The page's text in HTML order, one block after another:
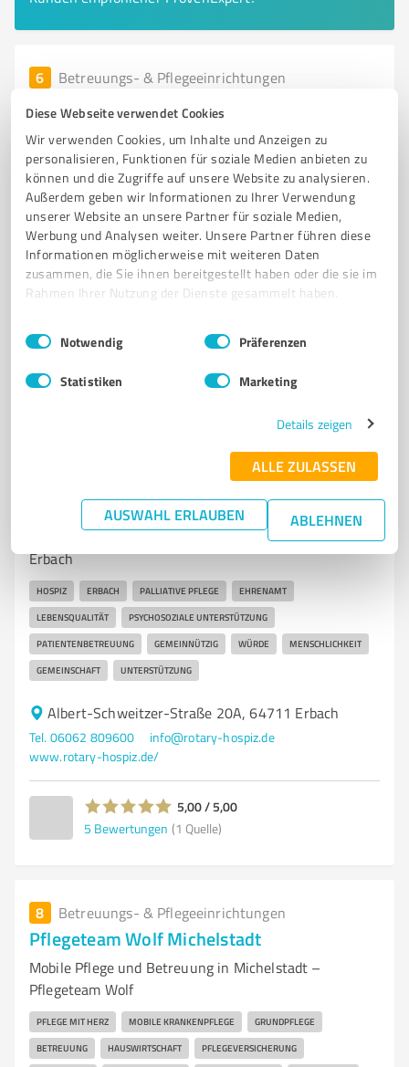
Diese Webseite verwendet Cookies
Wir verwenden Cookies, um Inhalte und Anzeigen zu
personalisieren, Funktionen für soziale Medien anbieten zu
können und die Zugriffe auf unsere Website zu analysieren.
Außerdem geben wir Informationen zu Ihrer Verwendung
unserer Website an unsere Partner für soziale Medien,
Werbung und Analysen weiter. Unsere Partner führen diese
Informationen möglicherweise mit weiteren Daten
zusammen, die Sie ihnen bereitgestellt haben oder die sie im
Rahmen Ihrer Nutzung der Dienste gesammelt haben.
Impressum Datenschutzbestimmungen
Einwilligungsauswahl
Notwendig Präferenzen
Statistiken Marketing
Details zeigen
ALLE ZULASSEN
AUSWAHL ERLAUBEN ABLEHNEN
6 Betreuungs- & Pflegeeinrichtungen
HOSPIZ-Initiative Odenwald e.V.
Unterstützung und Begleitung für schwerkranke und
sterbende Menschen in Erbach
HOSPIZ ERBACH STERBEBEGLEITUNG PALLIATIVE CARE
EHRENAMT TRAUERBEGLEITUNG LETZTE HILFE UNTERSTÜTZUNG
ANGEHÖRIGE HOSPIZHELFER GESUNDHEITSWESEN AUSBILDUNG
Albert-Schweitzer-Straße 10A, 64711 Erbach
5,00 / 5,00
Betreuungs- & Pflegeeinrichtungen
Rotary-Hospiz Erbach
Palliative Pflege und Unterstützung im Rotary-Hospiz
Erbach
HOSPIZ ERBACH PALLIATIVE PFLEGE EHRENAMT
LEBENSQUALITÄT PSYCHOSOZIALE UNTERSTÜTZUNG
PATIENTENBETREUUNG GEMEINNÜTZIG WÜRDE MENSCHLICHKEIT
GEMEINSCHAFT UNTERSTÜTZUNG
Albert-Schweitzer-Straße 20A, 64711 Erbach
Tel. 06062 809600
info@rotary-hospiz.de
www.rotary-hospiz.de/
5,00 / 5,00
5 Bewertungen (1 Quelle)
8 Betreuungs- & Pflegeeinrichtungen
Pflegeteam Wolf Michelstadt
Mobile Pflege und Betreuung in Michelstadt –
Pflegeteam Wolf
PFLEGE MIT HERZ MOBILE KRANKENPFLEGE GRUNDPFLEGE
BETREUUNG HAUSWIRTSCHAFT PFLEGEVERSICHERUNG